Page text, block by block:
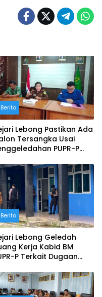
Berita
Lebong Pastikan Ada
Tersangka Usai
PUPR-P
Berita
Lebong Geledah
Kerja Kabid BM
P Terkait Dugaan